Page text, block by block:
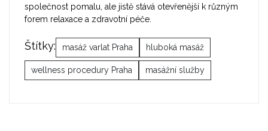
společnost pomalu, ale jistě stává otevřenější k různým
forem relaxace a zdravotní péče.
Štítky: masáž varlat Praha hluboká masáž
wellness procedury Praha masážní služby